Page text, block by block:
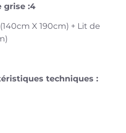
grise :4
X 190cm) + Lit de
techniques :